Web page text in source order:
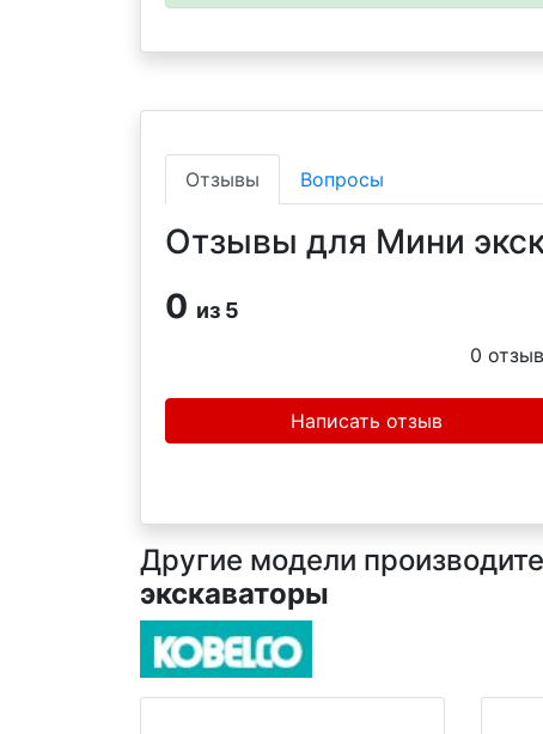
Отзывы Вопросы
Отзывы для Мини
0 из 5
0
Написать отзыв
Другие модели
экскаваторы